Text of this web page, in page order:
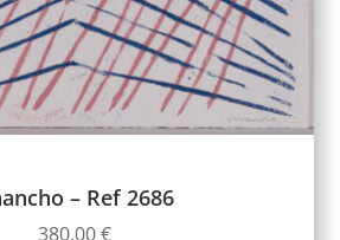
– Ref 2686
380,00€